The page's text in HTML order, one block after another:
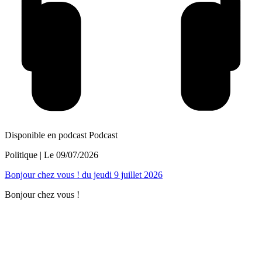
Disponible en podcast Podcast
Politique | Le 09/07/2026
Bonjour chez vous ! du jeudi 9 juillet 2026
Bonjour chez vous !